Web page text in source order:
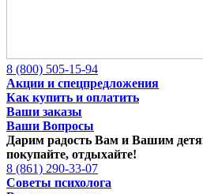
8 (800) 505-15-94
Акции и спецпредложения
Как купить и оплатить
Ваши заказы
Ваши Вопросы
Дарим радость Вам и Вашим
покупайте, отдыхайте!
8 (861) 290-33-07
Советы психолога